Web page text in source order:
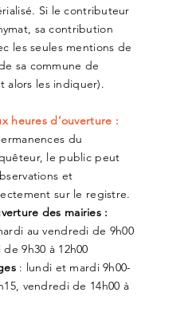
Si le contributeur
sa contribution
les seules mentions de
sa commune de
alors les indiquer).
heures d’ouverture :
du
le public peut
et
sur le registre.
des mairies :
au vendredi de 9h00
9h30 à 12h00
: lundi et mardi 9h00-
vendredi de 14h00 à